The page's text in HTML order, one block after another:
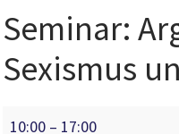
Seminar:
Sexismus
Seminar:
10:00 – 17:00